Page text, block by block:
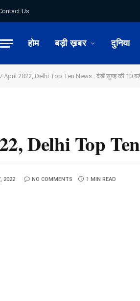
Us
होम बड़ी ख़बर दुनिया
April 2022, Delhi Top Ten News : देखें सुबह की 10
Delhi Top
2022 NO COMMENTS 1 MIN READ